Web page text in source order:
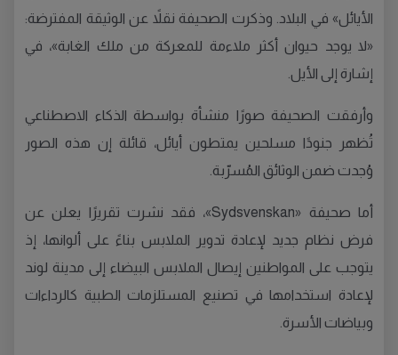
الأيائل» في البلاد. وذكرت الصحيفة نقلاً عن الوثيقة المفترضة:
«لا يوجد حيوان أكثر ملاءمة للمعركة من ملك الغابة»، في
إشارة إلى الأيل.
وأرفقت الصحيفة صورًا منشأة بواسطة الذكاء الاصطناعي
تُظهر جنودًا مسلحين يمتطون أيائل، قائلة إن هذه الصور
وُجدت ضمن الوثائق المُسرّبة.
أما صحيفة «Sydsvenskan»، فقد نشرت تقريرًا يعلن عن
فرض نظام جديد لإعادة تدوير الملابس بناءً على ألوانها، إذ
يتوجب على المواطنين إيصال الملابس البيضاء إلى مدينة لوند
لإعادة استخدامها في تصنيع المستلزمات الطبية كالرداءات
وبياضات الأسرة.